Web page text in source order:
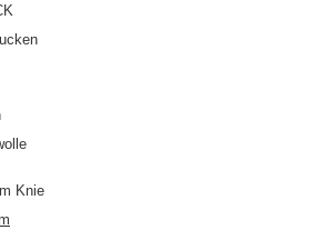
Knie